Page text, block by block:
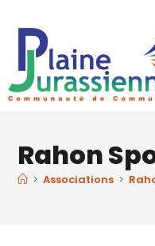
Rahon
> Associations >